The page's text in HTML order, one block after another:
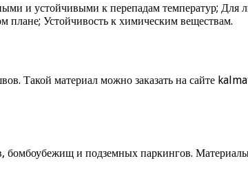
и устойчивыми к перепадам температур;
плане; Устойчивость к химическим веществам.
Такой материал можно заказать на сайте
бомбоубежищ и подземных паркингов.